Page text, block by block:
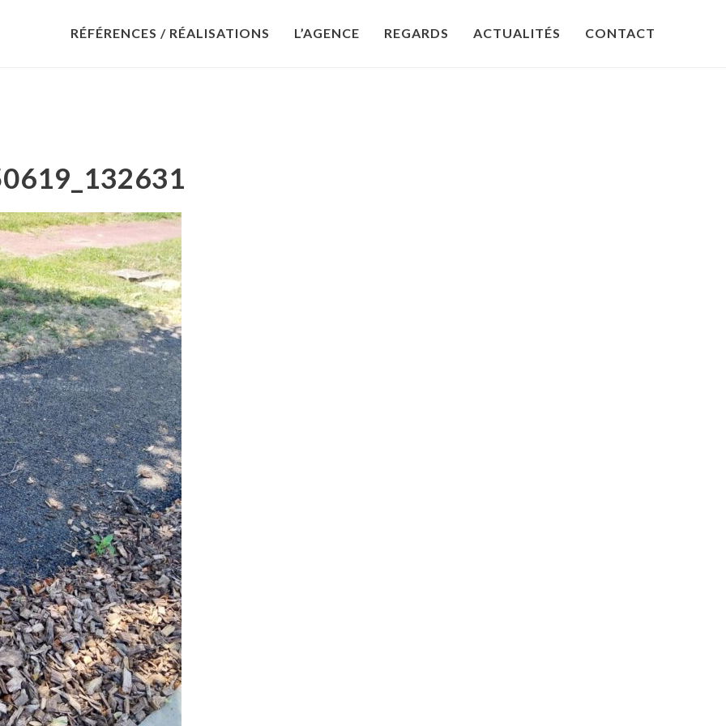
RÉFÉRENCES / RÉALISATIONS L’AGENCE REGARDS ACTUALITÉS CONTACT